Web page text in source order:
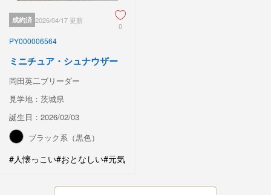
成約済 2026/04/17 更新
0
PY000006564
ミニチュア・シュナウザー
岡田英二ブリーダー
見学地：茨城県
誕生日：2026/02/03
ブラック系（黒色）
#人懐っこい#おとなしい#元気